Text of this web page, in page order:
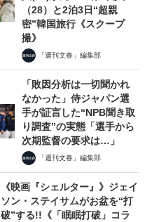
（28）と2泊3日“超親
密”韓国旅行《スクープ
撮》
「週刊文春」編集部
「敗因分析は一切聞かれ
なかった」侍ジャパン選
手が証言した“NPB聞き取
り調査”の実態「選手から
次期監督の要求は…」
「週刊文春」編集部
《映画『シェルター』》ジェイ
ソン・ステイサムがお盆を“打
破”する!!《「眠眠打破」コラ